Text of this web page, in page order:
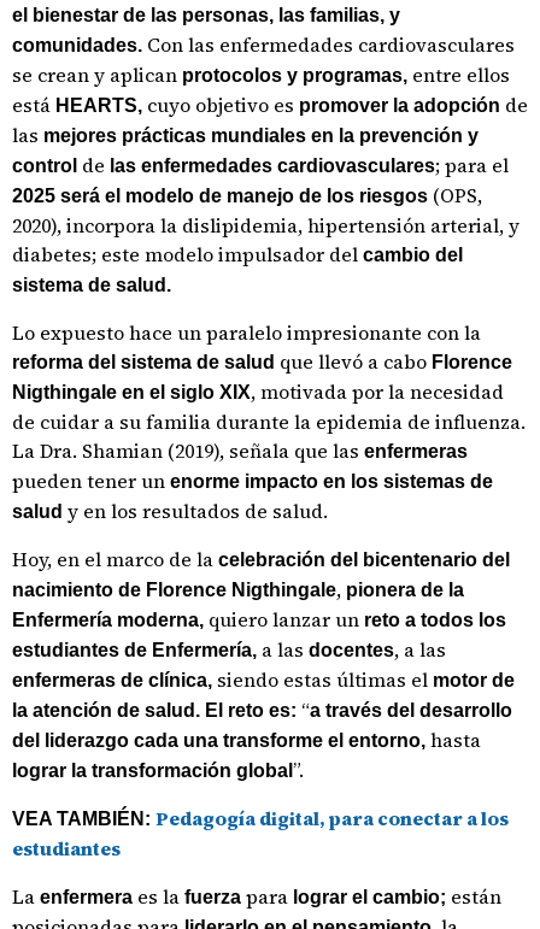
el bienestar de las personas, las familias, y
comunidades. Con las enfermedades cardiovasculares
se crean y aplican protocolos y programas, entre ellos
está HEARTS, cuyo objetivo es promover la adopción de
las mejores prácticas mundiales en la prevención y
control de las enfermedades cardiovasculares; para el
2025 será el modelo de manejo de los riesgos (OPS,
2020), incorpora la dislipidemia, hipertensión arterial, y
diabetes; este modelo impulsador del cambio del
sistema de salud.
Lo expuesto hace un paralelo impresionante con la
reforma del sistema de salud que llevó a cabo Florence
Nigthingale en el siglo XIX, motivada por la necesidad
de cuidar a su familia durante la epidemia de influenza.
La Dra. Shamian (2019), señala que las enfermeras
pueden tener un enorme impacto en los sistemas de
salud y en los resultados de salud.
Hoy, en el marco de la celebración del bicentenario del
nacimiento de Florence Nigthingale, pionera de la
Enfermería moderna, quiero lanzar un reto a todos los
estudiantes de Enfermería, a las docentes, a las
enfermeras de clínica, siendo estas últimas el motor de
la atención de salud. El reto es: “a través del desarrollo
del liderazgo cada una transforme el entorno, hasta
lograr la transformación global ”.
VEA TAMBIÉN: Pedagogía digital, para conectar a los
estudiantes
La enfermera es la fuerza para lograr el cambio; están